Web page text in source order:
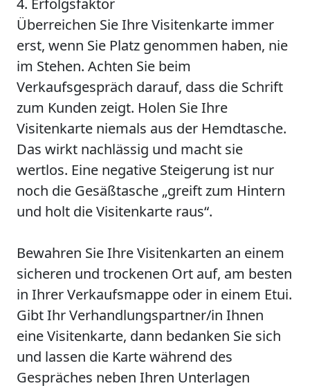
4. Erfolgsfaktor
Überreichen Sie Ihre Visitenkarte immer
erst, wenn Sie Platz genommen haben, nie
im Stehen. Achten Sie beim
Verkaufsgespräch darauf, dass die Schrift
zum Kunden zeigt. Holen Sie Ihre
Visitenkarte niemals aus der Hemdtasche.
Das wirkt nachlässig und macht sie
wertlos. Eine negative Steigerung ist nur
noch die Gesäßtasche „greift zum Hintern
und holt die Visitenkarte raus“.
Bewahren Sie Ihre Visitenkarten an einem
sicheren und trockenen Ort auf, am besten
in Ihrer Verkaufsmappe oder in einem Etui.
Gibt Ihr Verhandlungspartner/in Ihnen
eine Visitenkarte, dann bedanken Sie sich
und lassen die Karte während des
Gespräches neben Ihren Unterlagen